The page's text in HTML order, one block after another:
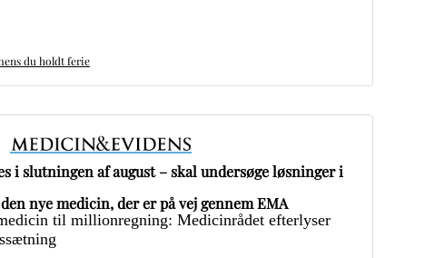
du holdt ferie
i slutningen af august – skal undersøge løsninger i
nye medicin, der er på vej gennem EMA